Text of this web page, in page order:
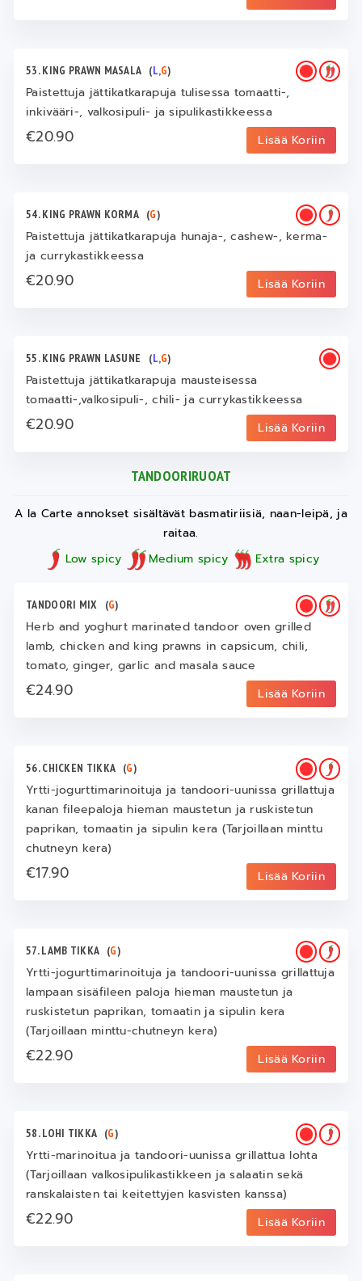
53. KING PRAWN MASALA (L,G)
Paistettuja jättikatkarapuja tulisessa tomaatti-,
inkivääri-, valkosipuli- ja sipulikastikkeessa
€20.90 Lisää Koriin
54. KING PRAWN KORMA (G)
Paistettuja jättikatkarapuja hunaja-, cashew-, kerma-
ja currykastikkeessa
€20.90 Lisää Koriin
55. KING PRAWN LASUNE (L,G)
Paistettuja jättikatkarapuja mausteisessa
tomaatti-,valkosipuli-, chili- ja currykastikkeessa
€20.90 Lisää Koriin
TANDOORIRUOAT
A la Carte annokset sisältävät basmatiriisiä, naan-leipä, ja
raitaa.
Low spicy
Medium spicy Extra spicy
TANDOORI MIX (G)
Herb and yoghurt marinated tandoor oven grilled
lamb, chicken and king prawns in capsicum, chili,
tomato, ginger, garlic and masala sauce
€24.90 Lisää Koriin
56. CHICKEN TIKKA (G)
Yrtti-jogurttimarinoituja ja tandoori-uunissa grillattuja
kanan fileepaloja hieman maustetun ja ruskistetun
paprikan, tomaatin ja sipulin kera (Tarjoillaan minttu
chutneyn kera)
€17.90 Lisää Koriin
57. LAMB TIKKA (G)
Yrtti-jogurttimarinoituja ja tandoori-uunissa grillattuja
lampaan sisäfileen paloja hieman maustetun ja
ruskistetun paprikan, tomaatin ja sipulin kera
(Tarjoillaan minttu-chutneyn kera)
€22.90 Lisää Koriin
58. LOHI TIKKA (G)
Yrtti-marinoitua ja tandoori-uunissa grillattua lohta
(Tarjoillaan valkosipulikastikkeen ja salaatin sekä
ranskalaisten tai keitettyjen kasvisten kanssa)
€22.90 Lisää Koriin